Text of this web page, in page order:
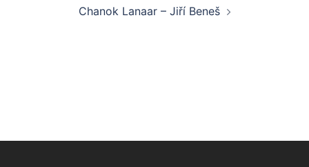
Chanok Lanaar – Jiří Beneš